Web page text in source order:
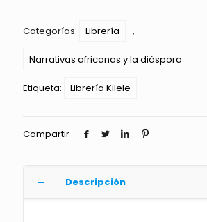
Categorías: Librería ,
Narrativas africanas y la diáspora
Etiqueta: Librería Kilele
Compartir
Descripción